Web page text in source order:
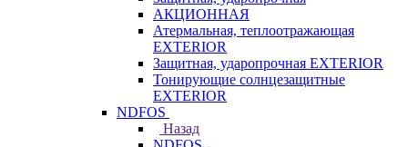
АКЦИОННАЯ
Атермальная, теплоотражающая
EXTERIOR
Защитная, ударопрочная EXTERIOR
Тонирующие солнцезащитные
EXTERIOR
NDFOS
Назад